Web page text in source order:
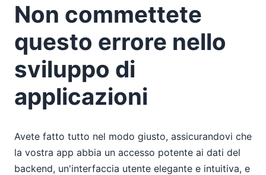
2014
2013
2012
2011
2010
2008
Non commettete
questo errore nello
sviluppo di
applicazioni
Avete fatto tutto nel modo giusto, assicurandovi che
la vostra app abbia un accesso potente ai dati del
backend, un'interfaccia utente elegante e intuitiva, e